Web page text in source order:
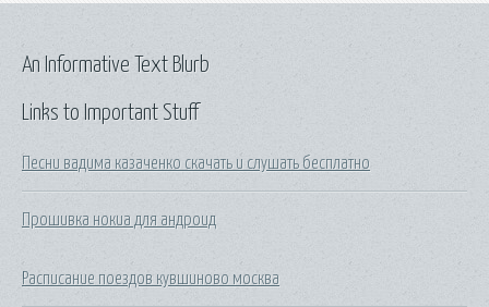
Links to Important Stuff
Песни вадима казаченко скачать и слушать бесплатно
Прошивка нокиа для андроид
Расписание поездов кувшиново москва
An Informative Text Blurb